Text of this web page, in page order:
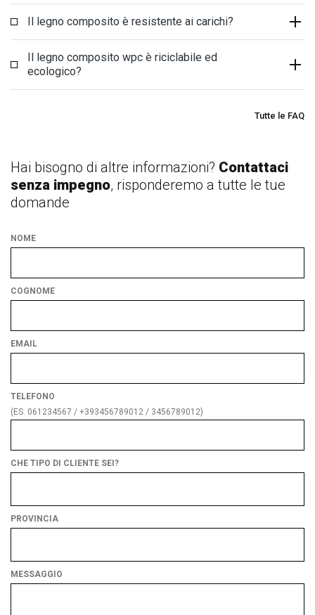
Il legno composito è resistente ai carichi?
Il legno composito wpc è riciclabile ed
ecologico?
Tutte le FAQ
Hai bisogno di altre informazioni? Contattaci
senza impegno, risponderemo a tutte le tue
domande
NOME
COGNOME
EMAIL
TELEFONO
(ES. 061234567 / +393456789012 / 3456789012)
CHE TIPO DI CLIENTE SEI?
di
PROVINCIA
MESSAGGIO